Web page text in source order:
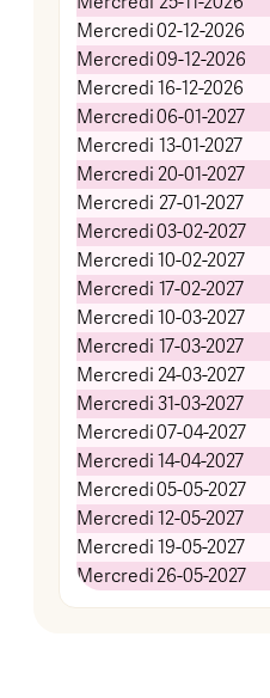
Mercredi02-12-2026
Mercredi09-12-2026
Mercredi 16-12-2026
Mercredi06-01-2027
Mercredi 13-01-2027
Mercredi 20-01-2027
Mercredi 27-01-2027
Mercredi03-02-2027
Mercredi 10-02-2027
Mercredi 17-02-2027
Mercredi 10-03-2027
Mercredi 17-03-2027
Mercredi 24-03-2027
Mercredi 31-03-2027
Mercredi07-04-2027
Mercredi 14-04-2027
Mercredi05-05-2027
Mercredi 12-05-2027
Mercredi 19-05-2027
Mercredi 26-05-2027